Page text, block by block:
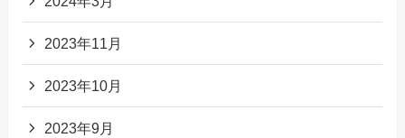
2023年11月
2023年10月
2023年9月